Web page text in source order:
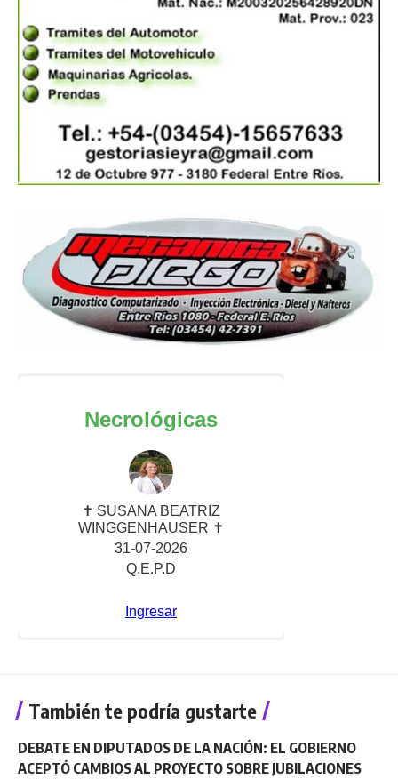
También te podría gustarte
DEBATE EN DIPUTADOS DE LA NACIÓN: EL GOBIERNO
ACEPTÓ CAMBIOS AL PROYECTO SOBRE JUBILACIONES